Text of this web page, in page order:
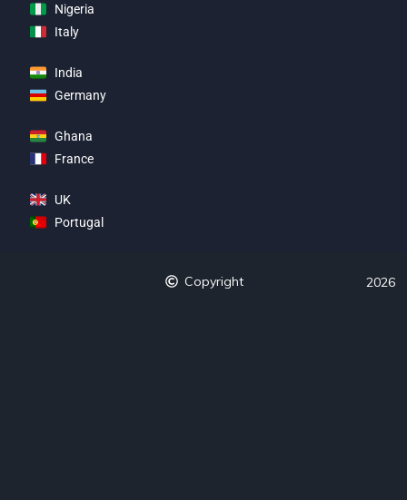
Nigeria
Italy
India
Germany
Ghana
France
UK
Portugal
Copyright 2026